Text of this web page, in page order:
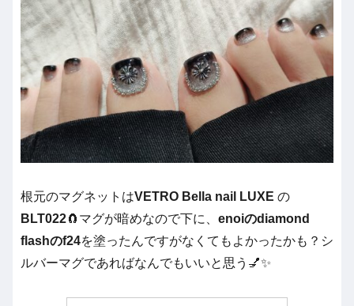
根元のマグネットはVETRO Bella nail LUXE の
BLT022🧲マグが暗めなので下に、 enoiのdiamond
flashのf24を塗ったんですがなくてもよかったかも？シ
ルバーマグであればなんでもいいと思う💅✨